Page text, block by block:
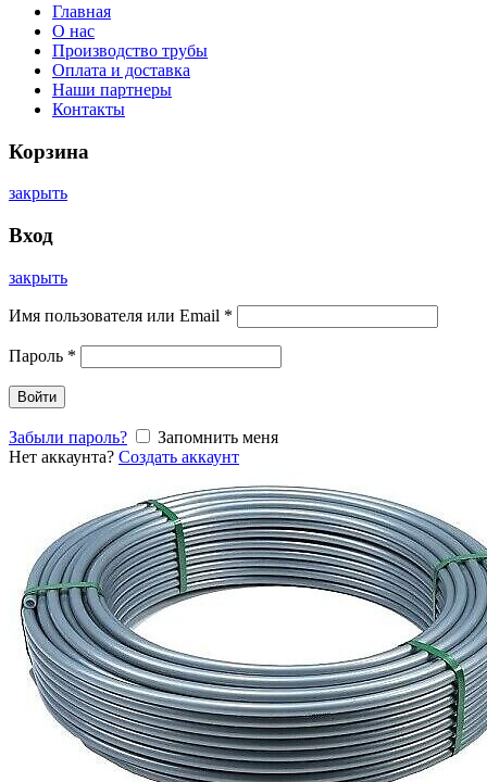
Главная
О нас
Производство трубы
Оплата и доставка
Наши партнеры
Контакты
Корзина
закрыть
Вход
закрыть
Имя пользователя или Email *
Пароль *
Войти
Забыли пароль?
Запомнить меня
Нет аккаунта? Создать аккаунт